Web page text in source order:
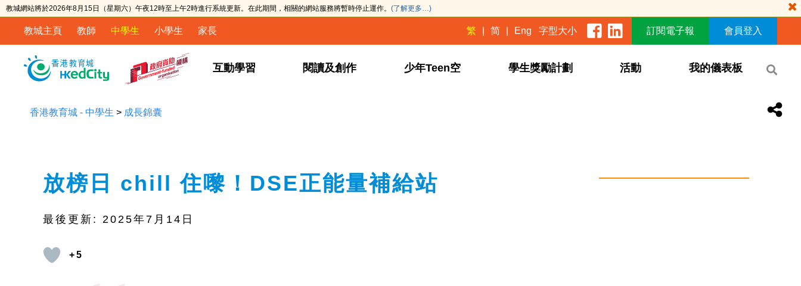
教城網站將於2026年8月15日（星期六）午夜12時至上午2時進行系統更新。在此期間，相關的網站服務將暫時停止運作。 (了解更多…)
教城主頁 教師 中學生 小學生 家長 繁 简 Eng 字型大小 訂閱電子報 會員登入
互動學習 閱讀及創作 少年Teen空 學生獎勵計劃 活動 我的儀表板
香港教育城 - 中學生 > 成長錦囊
放榜日 chill 住嚟！DSE正能量補給站
最後更新: 2025年7月14日
+5